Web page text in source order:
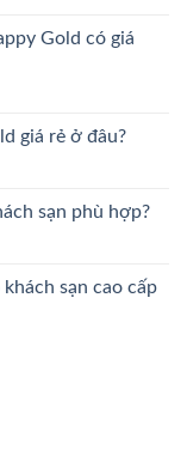
Gold có giá
giá rẻ ở đâu?
sạn phù hợp?
sạn cao cấp